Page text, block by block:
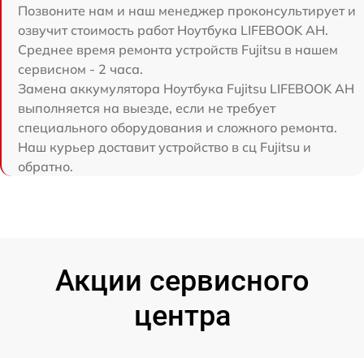
Позвоните нам и наш менеджер проконсультирует и
озвучит стоимость работ Ноутбука LIFEBOOK AH.
Среднее время ремонта устройств Fujitsu в нашем
сервисном - 2 часа.
Замена аккумулятора Ноутбука Fujitsu LIFEBOOK AH
выполняется на выезде, если не требует
специального оборудования и сложного ремонта.
Наш курьер доставит устройство в сц Fujitsu и
обратно.
Акции сервисного
центра